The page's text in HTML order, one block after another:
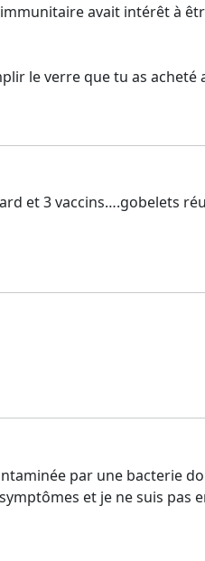
avait intérêt à
le verre que tu as acheté
et 3 vaccins….gobelets
par une bacterie
et je ne suis pas